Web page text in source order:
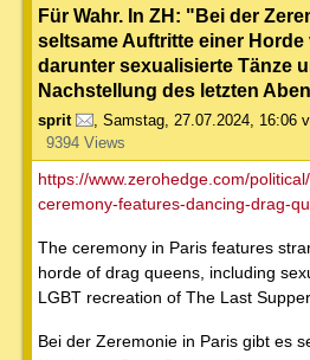
Für Wahr. In ZH: "Bei der
seltsame Auftritte einer
darunter sexualisierte Tänze
Nachstellung des letzten
sprit , Samstag, 27.07.2024, 16:06
9394 Views
https://www.zerohedge.com/
ceremony-features-dancing-drag-
The ceremony in Paris features
horde of drag queens, including
LGBT recreation of The Last
Bei der Zeremonie in Paris gibt es